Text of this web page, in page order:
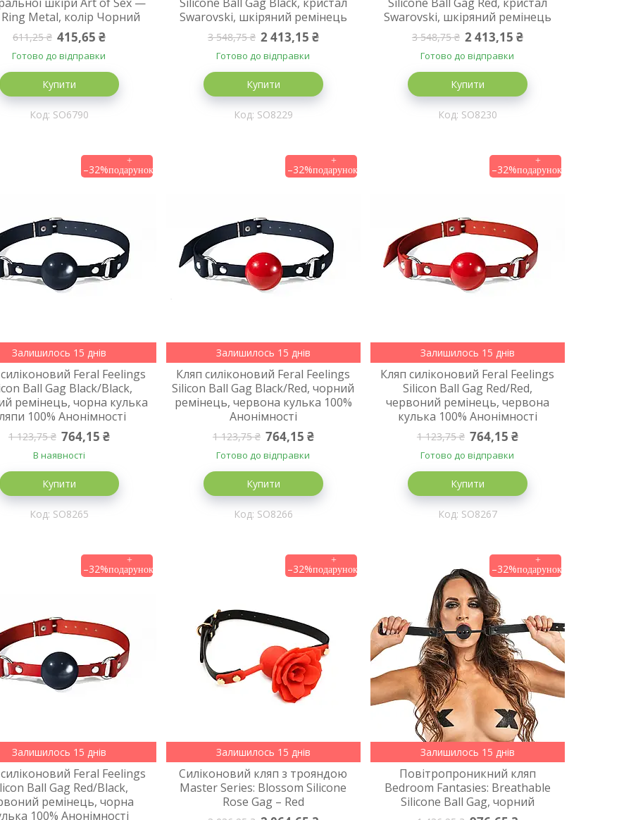
Metal, колір Чорний
611,25 ₴ 415,65 ₴
Готово до відправки
Купити
SO6790
Swarovski, шкіряний ремінець
3 548,75 ₴ 2 413,15 ₴
Готово до відправки
Купити
SO8229
Swarovski, шкіряний ремінець
3 548,75 ₴ 2 413,15 ₴
Готово до відправки
Купити
SO8230
–32%
Залишилось 15 днів
Feral Feelings
Ball Gag Black/Black,
ремінець, чорна кулька
100% Анонімності
1 123,75 ₴ 764,15 ₴
В наявності
Купити
SO8265
–32%
Залишилось 15 днів
Кляп силіконовий Feral Feelings
Silicon Ball Gag Black/Red, чорний
ремінець, червона кулька 100%
Анонімності
1 123,75 ₴ 764,15 ₴
Готово до відправки
Купити
SO8266
–32%
Залишилось 15 днів
Кляп силіконовий Feral Feelings
Silicon Ball Gag Red/Red,
червоний ремінець, червона
кулька 100% Анонімності
1 123,75 ₴ 764,15 ₴
Готово до відправки
Купити
SO8267
–32%
Залишилось 15 днів
Feral Feelings
Ball Gag Red/Black,
ремінець, чорна
100% Анонімності
–32%
Залишилось 15 днів
Силіконовий кляп з трояндою
Master Series: Blossom Silicone
Rose Gag – Red
–32%
Залишилось 15 днів
Повітропроникний кляп
Bedroom Fantasies: Breathable
Silicone Ball Gag, чорний